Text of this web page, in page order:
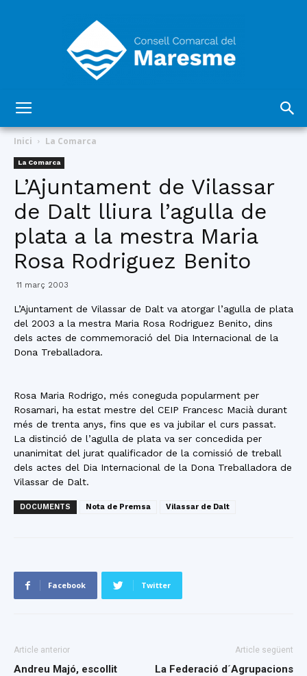
Comarcal
del
Maresme
Inici La Comarca
La Comarca
L’Ajuntament de Vilassar
de Dalt lliura l’agulla de
plata a la mestra Maria
Rosa Rodriguez Benito
11 març 2003
L’Ajuntament de Vilassar de Dalt va atorgar l’agulla de plata
del 2003 a la mestra Maria Rosa Rodriguez Benito, dins
dels actes de commemoració del Dia Internacional de la
Dona Treballadora.
Rosa Maria Rodrigo, més coneguda popularment per
Rosamari, ha estat mestre del CEIP Francesc Macià durant
més de trenta anys, fins que es va jubilar el curs passat.
La distinció de l’agulla de plata va ser concedida per
unanimitat del jurat qualificador de la comissió de treball
dels actes del Dia Internacional de la Dona Treballadora de
Vilassar de Dalt.
DOCUMENTS Nota de Premsa Vilassar de Dalt
Facebook Twitter
Article anterior
Andreu Majó, escollit
Article següent
La Federació d´Agrupacions